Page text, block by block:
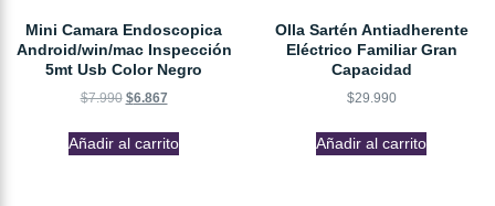
Mini Camara Endoscopica
Android/win/mac Inspección
5mt Usb Color Negro
$7.990 $6.867
Añadir al carrito
Olla Sartén Antiadherente
Eléctrico Familiar Gran
Capacidad
$29.990
Añadir al carrito